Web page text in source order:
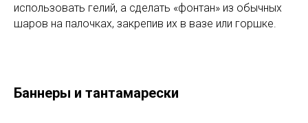
использовать гелий, а сделать «фонтан» из обычных
шаров на палочках, закрепив их в вазе или горшке.
Баннеры и тантамарески